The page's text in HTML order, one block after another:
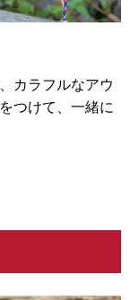
カラフルなアウ
つけて、一緒に